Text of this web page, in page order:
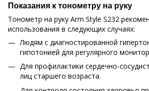
Показания к тонометру на руку
Тонометр на руку Arm Style S232
использования в следующих случаях:
Людям с диагностированной
гипотонией для регулярного
Для профилактики сердечно-
лиц старшего возраста.